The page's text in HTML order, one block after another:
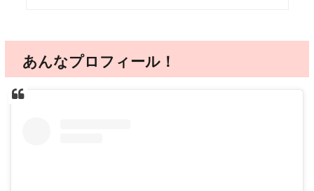
あんなプロフィール！